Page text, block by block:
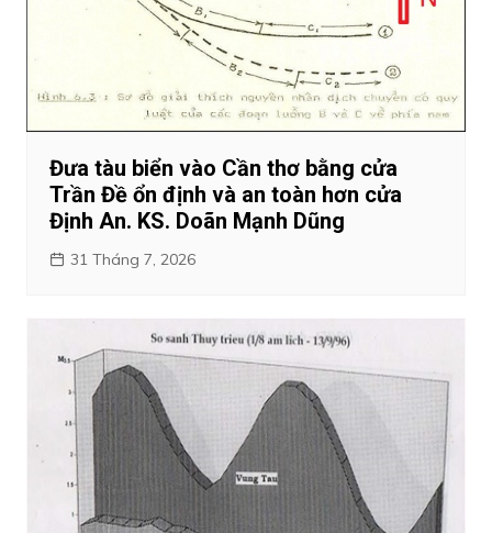
Đưa tàu biển vào Cần thơ bằng cửa
Trần Đề ổn định và an toàn hơn cửa
Định An. KS. Doãn Mạnh Dũng
31 Tháng 7, 2026